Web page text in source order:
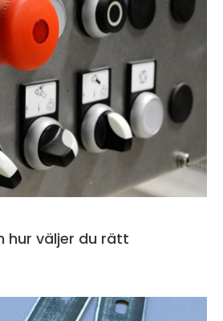
hur väljer du rätt